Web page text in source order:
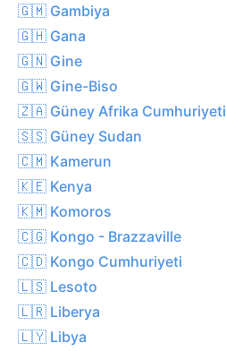
🇬🇲 Gambiya
🇬🇭 Gana
🇬🇳 Gine
🇬🇼 Gine-Biso
🇿🇦 Güney Afrika Cumhuriyeti
🇸🇸 Güney Sudan
🇨🇲 Kamerun
🇰🇪 Kenya
🇰🇲 Komoros
🇨🇬 Kongo - Brazzaville
🇨🇩 Kongo Cumhuriyeti
🇱🇸 Lesoto
🇱🇷 Liberya
🇱🇾 Libya